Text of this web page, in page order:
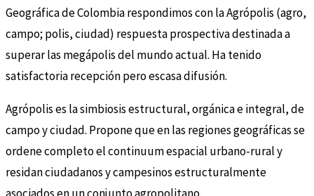
Geográfica de Colombia respondimos con la Agrópolis (agro,
campo; polis, ciudad) respuesta prospectiva destinada a
superar las megápolis del mundo actual. Ha tenido
satisfactoria recepción pero escasa difusión.
Agrópolis es la simbiosis estructural, orgánica e integral, de
campo y ciudad. Propone que en las regiones geográficas se
ordene completo el continuum espacial urbano-rural y
residan ciudadanos y campesinos estructuralmente